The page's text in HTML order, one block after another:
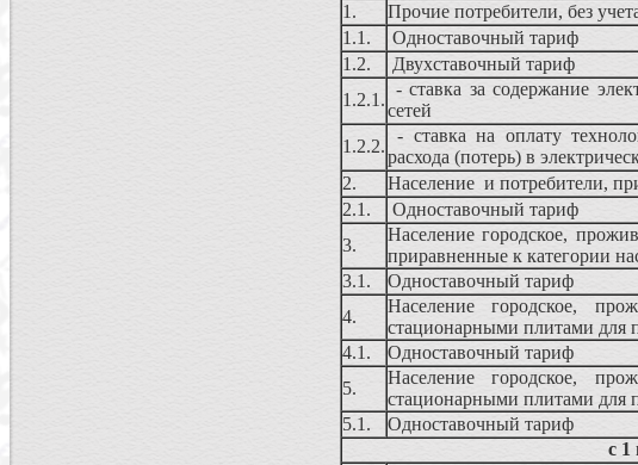
1.
Прочие потребители, без
1.1.
Одноставочный тариф
1.2.
Двухставочный тариф
1.2.1.
- ставка за содержание
сетей
1.2.2.
- ставка на оплату
расхода (потерь) в
2.
Население и потребители,
2.1.
Одноставочный тариф
3.
Население городское,
приравненные к категории
3.1.
Одноставочный тариф
4.
Население городское,
стационарными плитами для
4.1.
Одноставочный тариф
5.
Население городское,
стационарными плитами для
5.1.
Одноставочный тариф
с 1